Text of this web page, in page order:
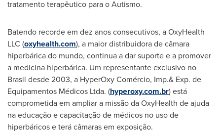
tratamento terapêutico para o Autismo.
Batendo recorde em dez anos consecutivos, a OxyHealth
LLC (oxyhealth.com), a maior distribuidora de câmara
hiperbárica do mundo, continua a dar suporte e a promover
a medicina hiperbárica. Um representante exclusivo no
Brasil desde 2003, a HyperOxy Comércio, Imp.& Exp. de
Equipamentos Médicos Ltda. (hyperoxy.com.br) está
comprometida em ampliar a missão da OxyHealth de ajuda
na educação e capacitação de médicos no uso de
hiperbáricos e terá câmaras em exposição.